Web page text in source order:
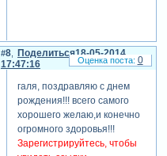
Поделиться
8
18-05-2014
17:47:16
галя, поздравляю с днем
рождения!!! всего самого
хорошего желаю,и конечно
огромного здоровья!!!
Зарегистрируйтесь, чтобы
0